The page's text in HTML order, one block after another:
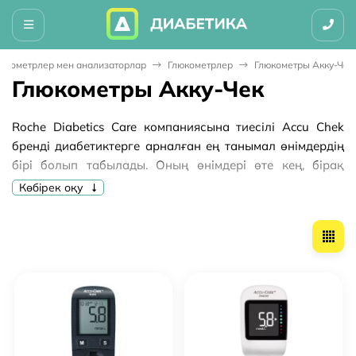
мен анализаторлар Глюкометрлер Глюкометры Акку-Чек
Глюкометры Акку-Чек
Roche Diabetics Care компаниясына тиесілі Accu Chek
бренді диабетиктерге арналған ең танымал өнімдердің
бірі болып табылады. Оның өнімдері өте кең, бірақ
глюкометрлер ерекше сұранысқа ие
инсулинге тәуелді әрбір дерлік адамға қол жетімді
ерекшеліктері
глюкометр акку чек сатып алыңыз
Көбірек оқу